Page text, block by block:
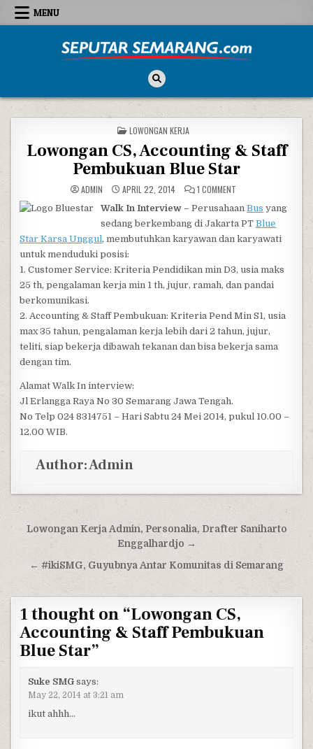
Skip to content
MENU
POSTED IN
LOWONGAN KERJA
Lowongan CS, Accounting & Staff
Pembukuan Blue Star
ADMIN APRIL 22, 2014 1 COMMENTON LOWONGAN CS,
Walk In Interview – PerusahaanBus yang
sedang berkembang di Jakarta PTBlue
Star Karsa Unggul, membutuhkan karyawan dan karyawati
untuk menduduki posisi:
1. Customer Service: Kriteria Pendidikan min D3, usia maks
25 th, pengalaman kerja min 1 th, jujur, ramah, dan pandai
berkomunikasi.
2. Accounting & Staff Pembukuan: Kriteria Pend Min S1, usia
max 35 tahun, pengalaman kerja lebih dari 2 tahun, jujur,
teliti, siap bekerja dibawah tekanan dan bisa bekerja sama
dengan tim.
Alamat Walk In interview:
Jl Erlangga Raya No 30 Semarang Jawa Tengah.
No Telp 024 8314751 – Hari Sabtu 24 Mei 2014, pukul 10.00 –
12.00 WIB.
Author:Admin
Post navigation
Lowongan Kerja Admin, Personalia, Drafter Saniharto
Enggalhardjo →
← #ikiSMG, Guyubnya Antar Komunitas di Semarang
1 thought on “Lowongan CS,
Accounting & Staff Pembukuan
Blue Star”
Suke SMG says:
May 22, 2014 at 3:21 am
ikut ahhh…